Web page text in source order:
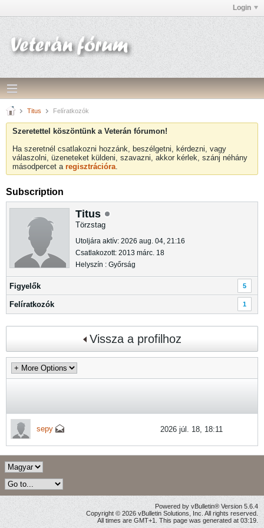
Login
Titus Felíratkozók
Szeretettel köszöntünk a Veterán fórumon!
Ha szeretnél csatlakozni hozzánk, beszélgetni, kérdezni, vagy
válaszolni, üzeneteket küldeni, szavazni, akkor kérlek, szánj néhány
másodpercet a regisztrációra.
Subscription
Titus
Törzstag
Utoljára aktív: 2026 aug. 04, 21:16
Csatlakozott: 2013 márc. 18
Helyszín : Győrság
Figyelők 5
Felíratkozók 1
Vissza a profilhoz
sepy 2026 júl. 18, 18:11
Powered by vBulletin® Version 5.6.4
Copyright © 2026 vBulletin Solutions, Inc. All rights reserved.
All times are GMT+1. This page was generated at 03:19.